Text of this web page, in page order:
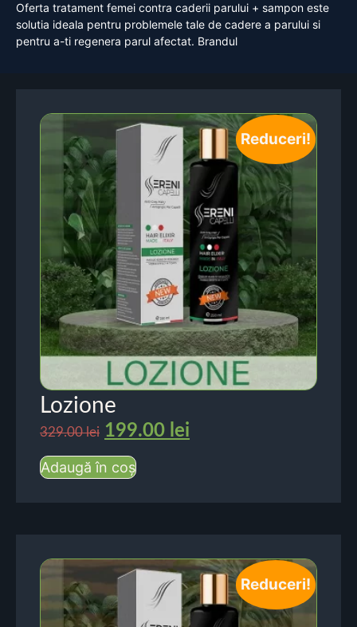
Oferta tratament femei contra caderii parului + sampon este
solutia ideala pentru problemele tale de cadere a parului si
pentru a-ti regenera parul afectat. Brandul
Reduceri!
Lozione
329.00lei 199.00 lei
Adaugă în coș
Reduceri!